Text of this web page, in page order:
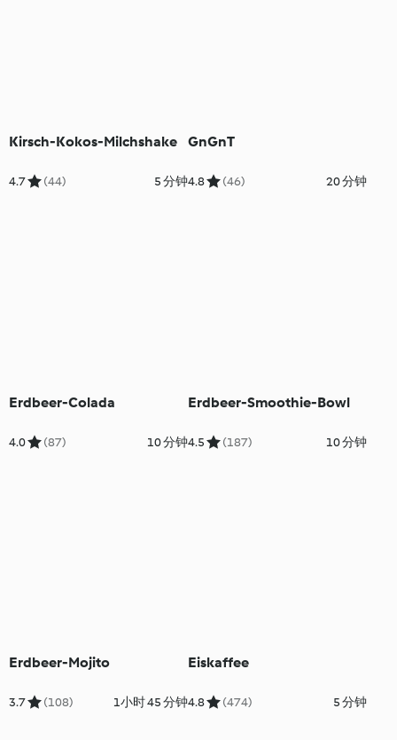
Kirsch-Kokos-Milchshake
4.7 (44) 5 分钟
GnGnT
4.8 (46) 20 分钟
Erdbeer-Colada
4.0 (87) 10 分钟
Erdbeer-Smoothie-Bowl
4.5 (187) 10 分钟
Erdbeer-Mojito
3.7 (108) 1小时 45 分钟
Eiskaffee
4.8 (474) 5 分钟